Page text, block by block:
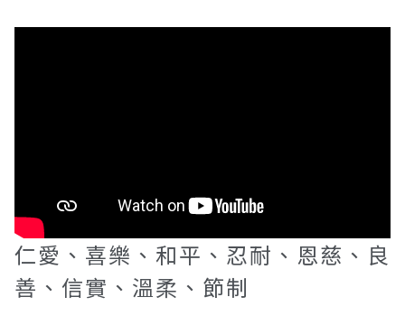
仁愛、喜樂、和平、忍耐、恩慈、良
善、信實、溫柔、節制